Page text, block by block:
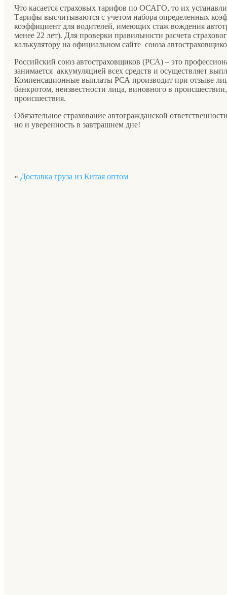
Что касается страховых тарифов по ОСАГО, то их
Тарифы высчитываются с учетом набора определенных
коэффициент для водителей, имеющих стаж вождения
менее 22 лет). Для проверки правильности расчета
калькулятору на официальном сайте союза
Российский союз автостраховщиков (РСА) – это
занимается аккумуляцией всех средств и осуществляет
Компенсационные выплаты РСА производит при отзыве
банкротом, неизвестности лица, виновного в
происшествия.
Обязательное страхование автогражданской
но и уверенность в завтрашнем дне!
« Доставка груза из Китая оптом